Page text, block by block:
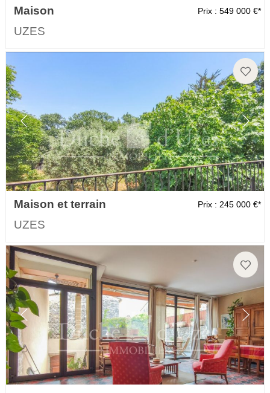
Maison
UZES
Prix : 549 000 €*
Maison et terrain
UZES
Prix : 245 000 €*